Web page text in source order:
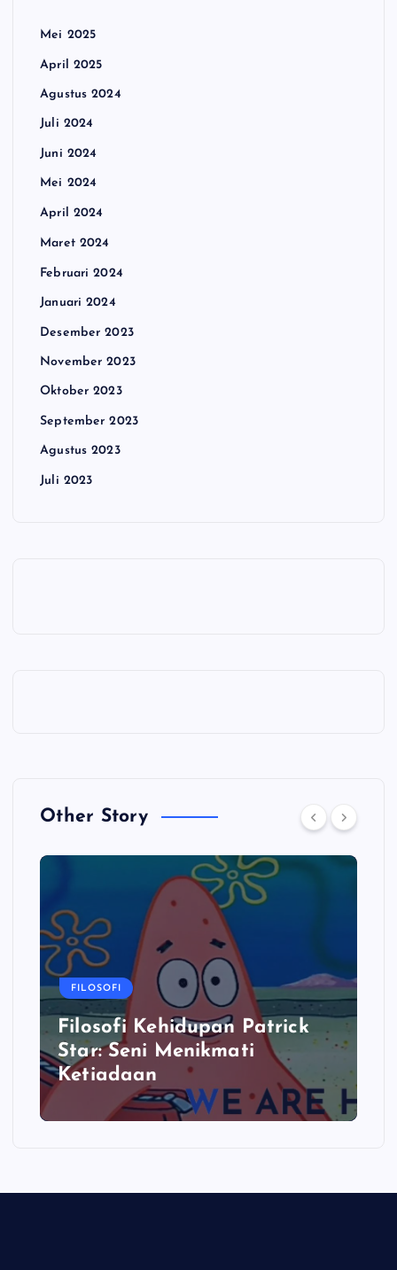
Mei 2025
April 2025
Agustus 2024
Juli 2024
Juni 2024
Mei 2024
April 2024
Maret 2024
Februari 2024
Januari 2024
Desember 2023
November 2023
Oktober 2023
September 2023
Agustus 2023
Juli 2023
Other Story
FILOSOFI
Filosofi Kehidupan Patrick
Star: Seni Menikmati
Ketiadaan